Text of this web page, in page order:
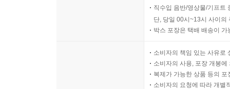
직수입 음반/영상물/기프트
단, 당일 00시~13시 사이의
박스 포장은 택배 배송이
소비자의 책임 있는 사유로
소비자의 사용, 포장 개봉
복제가 가능한 상품 등의
소비자의 요청에 따라 개별